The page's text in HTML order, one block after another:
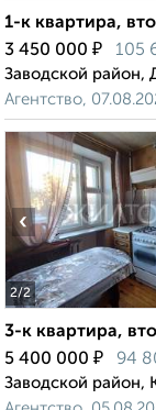
1-к квартира,
3 450 000 ₽ 105
Заводской район,
Агентство,
2/2
‹
3-к квартира,
5 400 000 ₽ 94
Заводской район,